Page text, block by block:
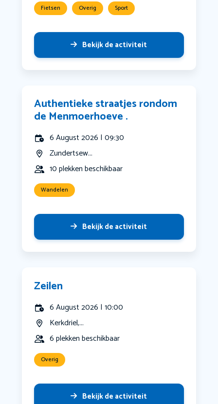
Fietsen Overig Sport
Bekijk de activiteit
Authentieke straatjes rondom
de Menmoerhoeve .
6 August 2026 | 09:30
Zundertsew...
10 plekken beschikbaar
Wandelen
Bekijk de activiteit
Zeilen
6 August 2026 | 10:00
Kerkdriel,...
6 plekken beschikbaar
Overig
Bekijk de activiteit